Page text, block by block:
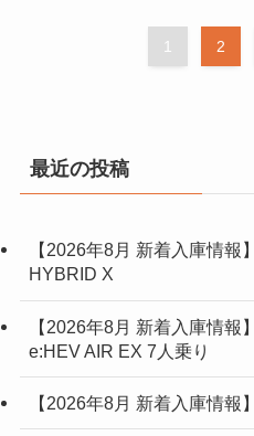
1 2
最近の投稿
【2026年8月 新着入庫情報
HYBRID X
【2026年8月 新着入庫情報
e:HEV AIR EX 7人乗り
【2026年8月 新着入庫情報